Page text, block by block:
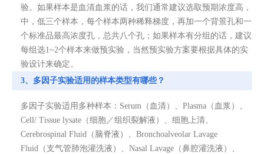
验。如果样本是血清血浆的话，我们通常建议选取预期浓度高，
中，低三个样本，每个样本两种稀释梯度，再加一个背景孔和一
个标准品最高浓度孔，总共八个孔；如果样本有分组的话，建议
每组选1~2个样本来做预实验，当然预实验方案要根据具体的实
验设计来确定。
3、多因子实验适用的样本类型有哪些？
多因子实验适用多种样本：Serum（血清）、Plasma（血浆）、
Cell/ Tissue lysate（细胞／组织裂解液）、细胞上清、
Cerebrospinal Fluid（脑脊液）、Bronchoalveolar Lavage
Fluid（支气管肺泡灌洗液）、Nasal Lavage（鼻腔灌洗液）、